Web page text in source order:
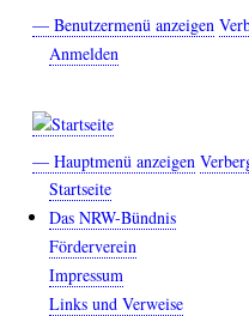
Direkt
Benutzermenü
— Benutzermenü anzeigen
Anmelden
Hauptmenü
— Hauptmenü anzeigen
Startseite
Das NRW-Bündnis
Förderverein
Impressum
Links und Verweise